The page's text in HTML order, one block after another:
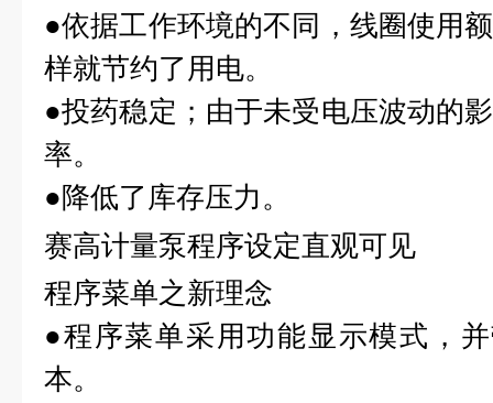
●依据工作环境的不同，线圈使用
样就节约了用电。
●投药稳定；由于未受电压波动的
率。
●降低了库存压力。
赛高计量泵程序设定直观可见
程序菜单之新理念
●程序菜单采用功能显示模式，
本。